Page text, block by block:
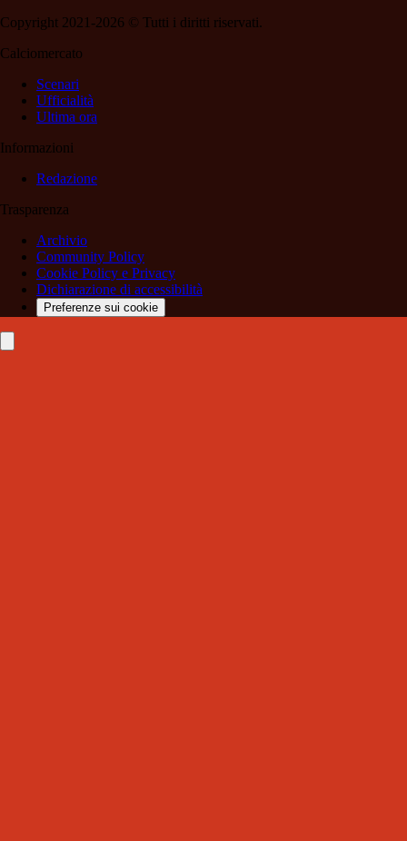
Copyright 2021-2026 © Tutti i diritti riservati.
Calciomercato
Scenari
Ufficialità
Ultima ora
Informazioni
Redazione
Trasparenza
Archivio
Community Policy
Cookie Policy e Privacy
Dichiarazione di accessibilità
Preferenze sui cookie